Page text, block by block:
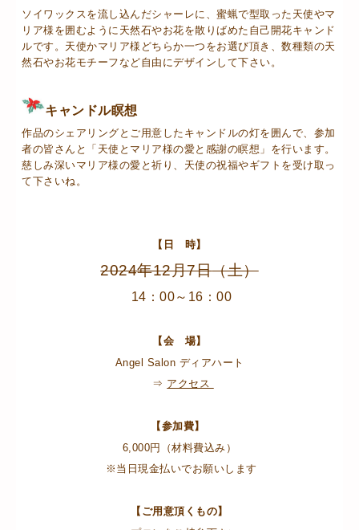
ソイワックスを流し込んだシャーレに、蜜蝋で型取った天使やマ
リア様を囲むように天然石やお花を散りばめた自己開花キャンド
ルです。天使かマリア様どちらか一つをお選び頂き、数種類の天
然石やお花モチーフなど自由にデザインして下さい。
キャンドル瞑想
作品のシェアリングとご用意したキャンドルの灯を囲んで、参加
者の皆さんと「天使とマリア様の愛と感謝の瞑想」を行います。
慈しみ深いマリア様の愛と祈り、天使の祝福やギフトを受け取っ
て下さいね。
【日 時】
2024年12月7日（土）
14：00～16：00
【会 場】
Angel Salon ディアハート
⇒ アクセス
【参加費】
6,000円（材料費込み）
※当日現金払いでお願いします
【ご用意頂くもの】